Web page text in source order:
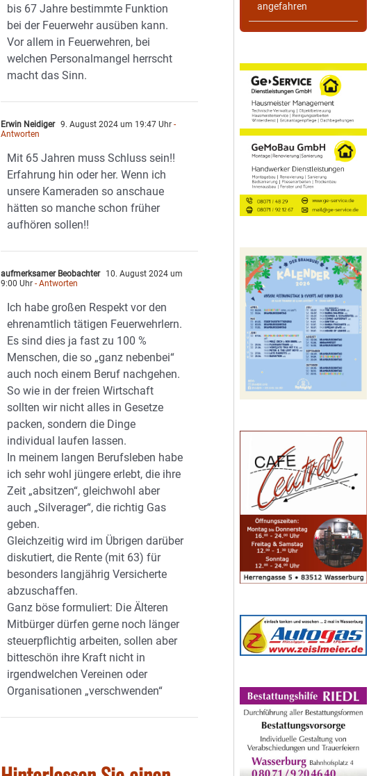
bis 67 Jahre bestimmte Funktion
bei der Feuerwehr ausüben kann.
Vor allem in Feuerwehren, bei
welchen Personalmangel herrscht
macht das Sinn.
Erwin Neidiger 9. August 2024 um 19:47 Uhr -
Antworten
Mit 65 Jahren muss Schluss sein!!
Erfahrung hin oder her. Wenn ich
unsere Kameraden so anschaue
hätten so manche schon früher
aufhören sollen!!
aufmerksamer Beobachter
10. August 2024 um
9:00 Uhr - Antworten
Ich habe großen Respekt vor den
ehrenamtlich tätigen Feuerwehrlern.
Es sind dies ja fast zu 100 %
Menschen, die so „ganz nebenbei“
auch noch einem Beruf nachgehen.
So wie in der freien Wirtschaft
sollten wir nicht alles in Gesetze
packen, sondern die Dinge
individual laufen lassen.
In meinem langen Berufsleben habe
ich sehr wohl jüngere erlebt, die ihre
Zeit „absitzen“, gleichwohl aber
auch „Silverager“, die richtig Gas
geben.
Gleichzeitig wird im Übrigen darüber
diskutiert, die Rente (mit 63) für
besonders langjährig Versicherte
abzuschaffen.
Ganz böse formuliert: Die Älteren
Mitbürger dürfen gerne noch länger
steuerpflichtig arbeiten, sollen aber
bitteschön ihre Kraft nicht in
irgendwelchen Vereinen oder
Organisationen „verschwenden“
angefahren